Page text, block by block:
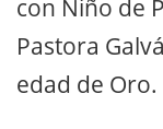
con Niño de
Pastora
edad de Oro.